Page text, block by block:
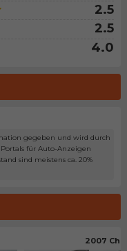
2.5
2.5
4.0
gegeben und wird durch
für Auto-Anzeigen
sind meistens ca. 20%
2007